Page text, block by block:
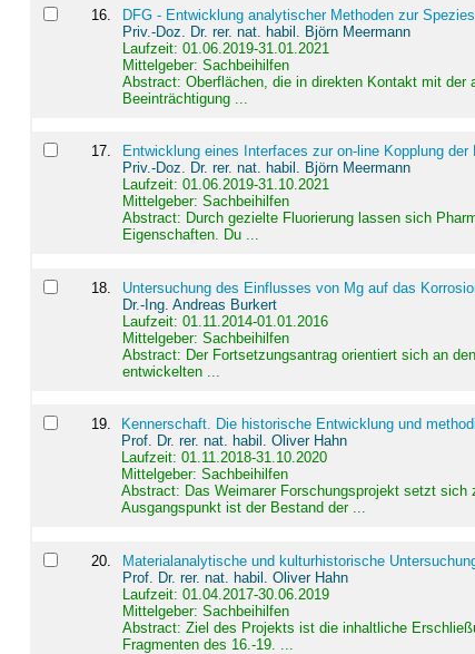
16
DFG - Entwicklung analytischer Methoden zur
Priv.-Doz. Dr. rer. nat. habil. Björn Meermann
Laufzeit: 01.06.2019-31.01.2021
Mittelgeber: Sachbeihilfen
Abstract:Oberflächen, die in direkten Kontakt mit der
Beeinträchtigung ...
17.
Entwicklung eines Interfaces zur on-line Kopplung
Priv.-Doz. Dr. rer. nat. habil. Björn Meermann
Laufzeit: 01.06.2019-31.10.2021
Mittelgeber: Sachbeihilfen
Abstract: Durch gezielte Fluorierung lassen sich
Eigenschaften. Du ...
18
Untersuchung des Einflusses von Mg auf das
Dr.-Ing. Andreas Burkert
Laufzeit: 01.11.2014-01.01.2016
Mittelgeber: Sachbeihilfen
Abstract: Der Fortsetzungsantrag orientiert sich an
entwickelten ...
19.
Kennerschaft. Die historische Entwicklung und
Prof. Dr. rer. nat. habil. Oliver Hahn
Laufzeit: 01.11.2018-31.10.2020
Mittelgeber: Sachbeihilfen
Abstract: Das Weimarer Forschungsprojekt setzt
Ausgangspunkt ist der Bestand der ...
20
Materialanalytische und kulturhistorische
Prof. Dr. rer. nat. habil. Oliver Hahn
Laufzeit: 01.04.2017-30.06.2019
Mittelgeber: Sachbeihilfen
Abstract: Ziel des Projekts ist die inhaltliche
Fragmenten des 16.-19. ...